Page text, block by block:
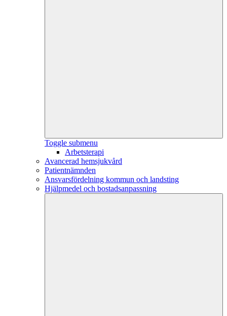
Toggle submenu
Arbetsterapi
Avancerad hemsjukvård
Patientnämnden
Ansvarsfördelning kommun och landsting
Hjälpmedel och bostadsanpassning